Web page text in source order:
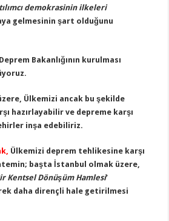
demokrasinin ilkeleri
gelmesinin şart olduğunu
Bakanlığının kurulması
Ülkemizi ancak bu şekilde
hazırlayabilir ve depreme karşı
inşa edebiliriz.
Ülkemizi deprem tehlikesine karşı
başta İstanbul olmak üzere,
Kentsel Dönüşüm Hamlesi’
daha dirençli hale getirilmesi